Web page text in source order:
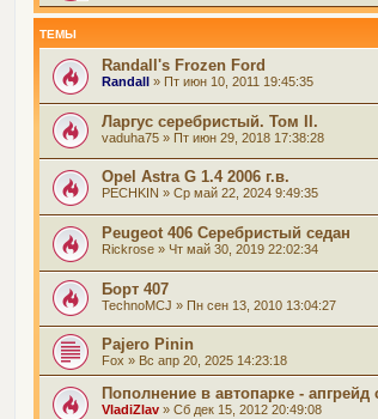
ТЕМЫ
Randall's Frozen Ford
Randall » Пт июн 10, 2011 19:45:35
Ларгус серебристый. Том II.
vaduha75 » Пт июн 29, 2018 17:38:28
Opel Astra G 1.4 2006 г.в.
PECHKIN » Ср май 22, 2024 9:49:35
Peugeot 406 Серебристый седан
Rickrose » Чт май 30, 2019 22:02:34
Борт 407
TechnoMCJ » Пн сен 13, 2010 13:04:27
Pajero Pinin
Fox » Вс апр 20, 2025 14:23:18
Пополнение в автопарке - апгрейд
VladiZlav » Сб дек 15, 2012 20:49:08